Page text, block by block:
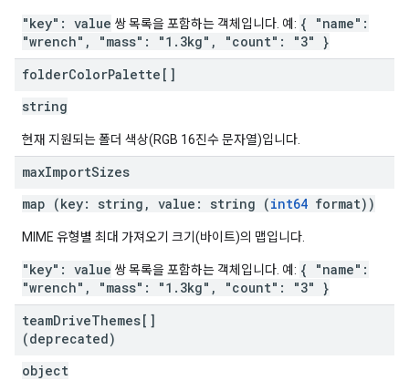
"key": value 쌍 목록을 포함하는 객체입니다. 예: { "name":
"wrench", "mass": "1.3kg", "count": "3" }
folderColorPalette[]
string
현재 지원되는 폴더 색상(RGB 16진수 문자열)입니다.
maxImportSizes
map (key: string, value: string (int64 format))
MIME 유형별 최대 가져오기 크기(바이트)의 맵입니다.
"key": value 쌍 목록을 포함하는 객체입니다. 예: { "name":
"wrench", "mass": "1.3kg", "count": "3" }
teamDriveThemes[]
(deprecated)
object